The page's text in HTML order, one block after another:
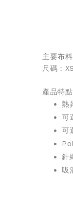
主要布料
尺碼：
產品特點
熱
可
可
針
吸